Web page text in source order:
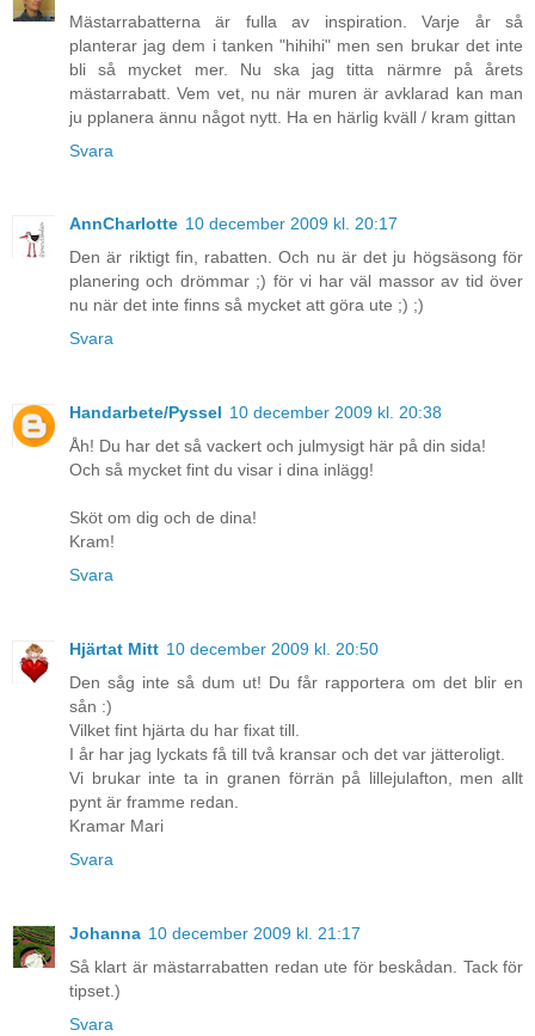
Mästarrabatterna är fulla av inspiration. Varje år så
planterar jag dem i tanken "hihihi" men sen brukar det inte
bli så mycket mer. Nu ska jag titta närmre på årets
mästarrabatt. Vem vet, nu när muren är avklarad kan man
ju pplanera ännu något nytt. Ha en härlig kväll / kram gittan
Svara
AnnCharlotte 10 december 2009 kl. 20:17
Den är riktigt fin, rabatten. Och nu är det ju högsäsong för
planering och drömmar ;) för vi har väl massor av tid över
nu när det inte finns så mycket att göra ute ;) ;)
Svara
Handarbete/Pyssel 10 december 2009 kl. 20:38
Åh! Du har det så vackert och julmysigt här på din sida!
Och så mycket fint du visar i dina inlägg!
Sköt om dig och de dina!
Kram!
Svara
Hjärtat Mitt 10 december 2009 kl. 20:50
Den såg inte så dum ut! Du får rapportera om det blir en
sån :)
Vilket fint hjärta du har fixat till.
I år har jag lyckats få till två kransar och det var jätteroligt.
Vi brukar inte ta in granen förrän på lillejulafton, men allt
pynt är framme redan.
Kramar Mari
Svara
Johanna 10 december 2009 kl. 21:17
Så klart är mästarrabatten redan ute för beskådan. Tack för
tipset.)
Svara